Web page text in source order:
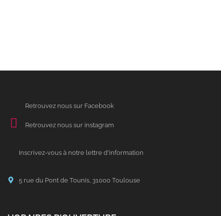
Retrouvez nous sur Facebook
Retrouvez nous sur instagram
Inscrivez-vous à notre lettre d'information
5 rue du Pont de Tounis, 31000 Toulouse